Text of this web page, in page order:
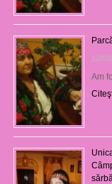
12/
Am